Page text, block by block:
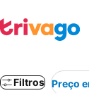
Filtros Preço